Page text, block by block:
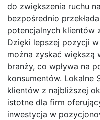
do zwiększenia ruchu
bezpośrednio
potencjalnych klientów
Dzięki lepszej pozycji
można zyskać większą
branży, co wpływa na
konsumentów. Lokalne
klientów z najbliższej
istotne dla firm
inwestycja w